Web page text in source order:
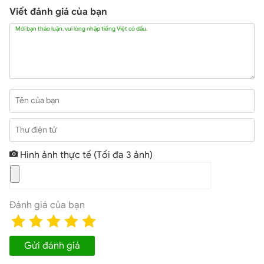
sẽ giảm đi đôi chút nhưng
Về cấu hình,Galaxy Tab S7 FE
Viết đánh giá của bạn
Mời bạn thảo luận, vui lòng nhập tiếng Việt có dấu.
Tên của bạn
Thư điện tử
Hình ảnh thực tế (Tối đa 3 ảnh)
Đánh giá của bạn
Gửi đánh giá